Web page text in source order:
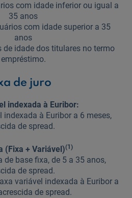
com idade inferior ou igual a
35 anos
com idade superior a 35
anos
de idade dos titulares no termo
de juro
indexada à Euribor:
indexada à Euribor a 6 meses,
de spread.
(Fixa + Variável)(1)
de base fixa, de 5 a 35 anos,
de spread.
variável indexada à Euribor a
de spread.